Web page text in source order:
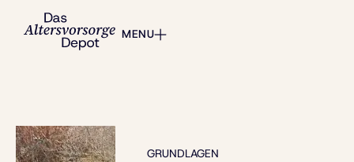
GRUNDLAGEN
MENU